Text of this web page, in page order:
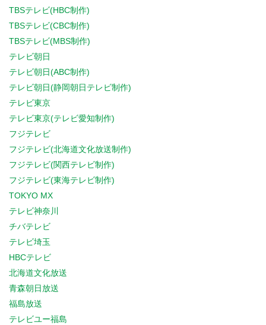
TBSテレビ(HBC制作)
TBSテレビ(CBC制作)
TBSテレビ(MBS制作)
テレビ朝日
テレビ朝日(ABC制作)
テレビ朝日(静岡朝日テレビ制作)
テレビ東京
テレビ東京(テレビ愛知制作)
フジテレビ
フジテレビ(北海道文化放送制作)
フジテレビ(関西テレビ制作)
フジテレビ(東海テレビ制作)
TOKYO MX
テレビ神奈川
チバテレビ
テレビ埼玉
HBCテレビ
北海道文化放送
青森朝日放送
福島放送
テレビユー福島